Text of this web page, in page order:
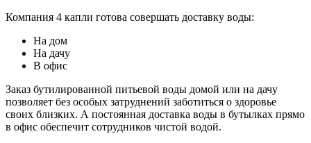
Компания 4 капли готова совершать доставку воды:
На дом
На дачу
В офис
Заказ бутилированной питьевой воды домой или на дачу
позволяет без особых затруднений заботиться о здоровье
своих близких. А постоянная доставка воды в бутылках прямо
в офис обеспечит сотрудников чистой водой.